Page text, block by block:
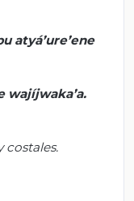
atyá’ure’ene
wajíjwaka’a.